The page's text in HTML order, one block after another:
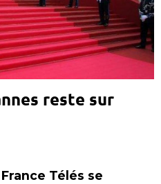
reste sur
Télés se